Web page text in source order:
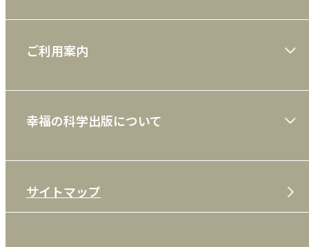
雑誌
CD
DVD・ブルーレイ
ご利用案内
利用規約
特定商取引法
プライバシーポリシー
幸福の科学出版について
メディア・ライブラリー
サイトマップ